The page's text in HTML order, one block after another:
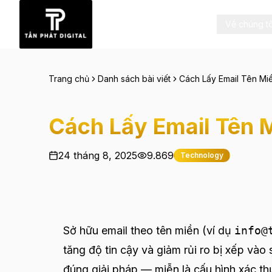
Trang chủ Danh sách bài viết Cách Lấy Email Tên
Cách Lấy Email Tên
24 tháng 8, 2025 9.869 Technology
Sở hữu email theo tên miền (ví dụ
tăng độ tin cậy và giảm rủi ro bị xếp
đúng giải pháp — miễn là cấu hình xác